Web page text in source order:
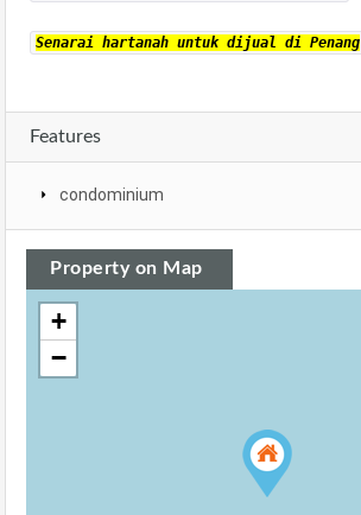
Senarai hartanah untuk dijual di Penang
Features
condominium
Property on Map
+
−